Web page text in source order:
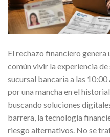
El rechazo financiero
común vivir la experiencia
sucursal bancaria a las
por una mancha en el
buscando soluciones
barrera, la tecnología
riesgo alternativos. No se